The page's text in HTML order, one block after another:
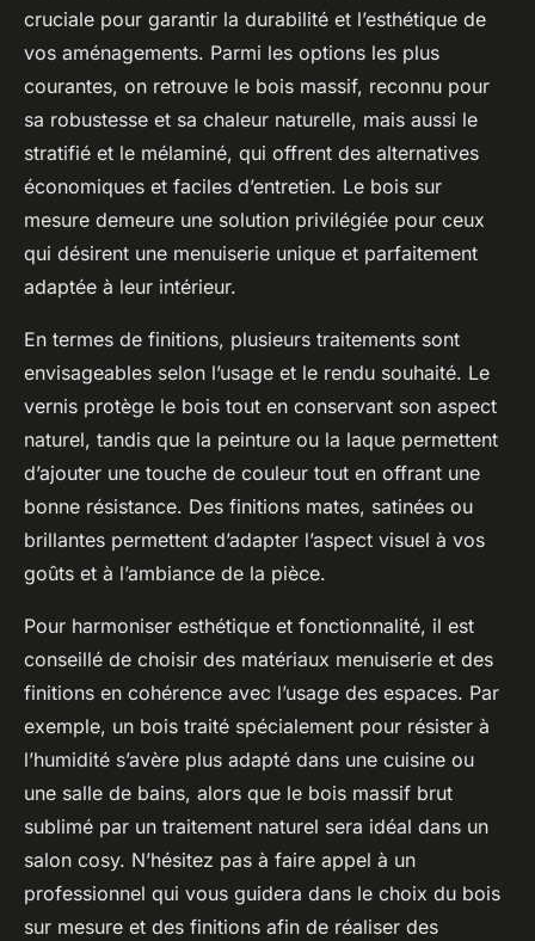
cruciale pour garantir la durabilité et l’esthétique de
vos aménagements. Parmi les options les plus
courantes, on retrouve le bois massif, reconnu pour
sa robustesse et sa chaleur naturelle, mais aussi le
stratifié et le mélaminé, qui offrent des alternatives
économiques et faciles d’entretien. Le bois sur
mesure demeure une solution privilégiée pour ceux
qui désirent une menuiserie unique et parfaitement
adaptée à leur intérieur.
En termes de finitions, plusieurs traitements sont
envisageables selon l’usage et le rendu souhaité. Le
vernis protège le bois tout en conservant son aspect
naturel, tandis que la peinture ou la laque permettent
d’ajouter une touche de couleur tout en offrant une
bonne résistance. Des finitions mates, satinées ou
brillantes permettent d’adapter l’aspect visuel à vos
goûts et à l’ambiance de la pièce.
Pour harmoniser esthétique et fonctionnalité, il est
conseillé de choisir des matériaux menuiserie et des
finitions en cohérence avec l’usage des espaces. Par
exemple, un bois traité spécialement pour résister à
l’humidité s’avère plus adapté dans une cuisine ou
une salle de bains, alors que le bois massif brut
sublimé par un traitement naturel sera idéal dans un
salon cosy. N’hésitez pas à faire appel à un
professionnel qui vous guidera dans le choix du bois
sur mesure et des finitions afin de réaliser des